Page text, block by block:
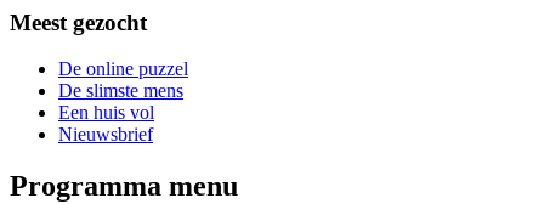
Meest gezocht
De online puzzel
De slimste mens
Een huis vol
Nieuwsbrief
Programma menu